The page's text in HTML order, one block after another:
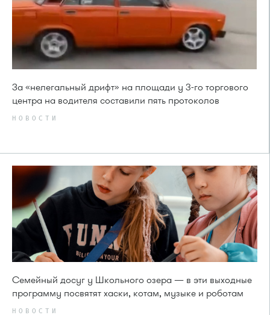
За «нелегальный дрифт» на площади у 3-го торгового
центра на водителя составили пять протоколов
НОВОСТИ
Семейный досуг у Школьного озера — в эти выходные
программу посвятят хаски, котам, музыке и роботам
НОВОСТИ